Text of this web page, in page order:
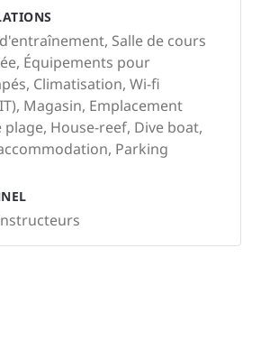
Salle de cours
Équipements pour
Climatisation, Wi-fi
Magasin, Emplacement
House-reef, Dive boat,
Parking